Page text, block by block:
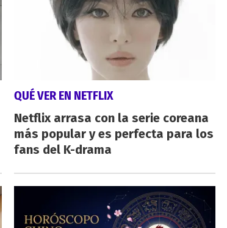
QUÉ VER EN NETFLIX
Netflix arrasa con la serie coreana
más popular y es perfecta para los
fans del K-drama